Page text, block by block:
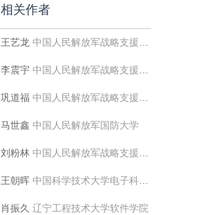
相关作者
王艺龙 中国人民解放军战略支援部队信息工程大学
李震宇 中国人民解放军战略支援部队信息工程大学
巩道福 中国人民解放军战略支援部队信息工程大学
马世鑫 中国人民解放军国防大学
刘粉林 中国人民解放军战略支援部队信息工程大学
王朝晖 中国科学技术大学电子科学与技术系
肖振久 辽宁工程技术大学软件学院